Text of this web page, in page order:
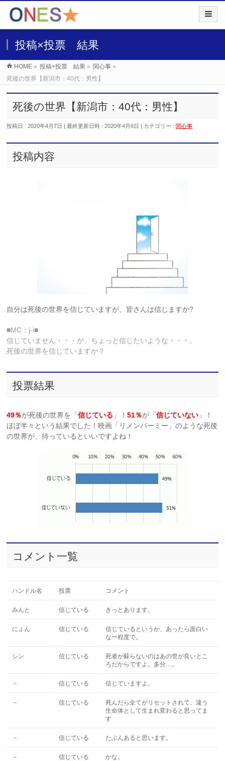
投稿×投票 結果
HOME » 投稿×投票 結果 » 関心事 »
死後の世界【新潟市：40代：男性】
死後の世界【新潟市：40代：男性】
投稿日 : 2020年4月7日 最終更新日時 : 2020年4月6日 カテゴリー :関心事
投稿内容
自分は死後の世界を信じていますが、皆さんは信じますか?
■MC：j-i■
信じていません・・・が、ちょっと信じたいような・・・。
死後の世界を信じていますか？
投票結果
49％が死後の世界を「信じている 」！51％が「信じていない 」！
ほぼ半々という結果でした！映画「リメンバーミー」のような死後
の世界が、待っているといいですよね！
コメント一覧
ハンドル名 投票 コメント
みんと 信じている きっとあります。
にょん 信じている
信じているというか、あったら面白い
なー程度で。
シン 信じている
死者が蘇らないのはあの世が良いとこ
ろだからですよ。多分…。
－ 信じている 信じていますよ。
－ 信じている
死んだら全てがリセットされて、違う
生命体として生まれ変わると思ってま
す
－ 信じている たぶんあると思います。
－ 信じている かな。